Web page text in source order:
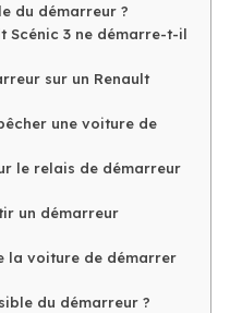
du démarreur ?
Scénic 3 ne démarre-t-il
sur un Renault
une voiture de
le relais de démarreur
un démarreur
la voiture de démarrer
du démarreur ?